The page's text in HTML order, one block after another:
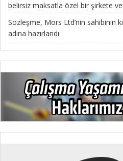
belirsiz maksatla özel bir şirkete
Sözleşme, Mors Ltd’nin sahibinin
adına hazırlandı